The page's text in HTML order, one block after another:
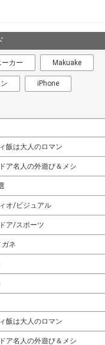
ーカー Makuake
iPhone
飯は大人のロマン
ア名人の外遊び＆メシ
オ/ビジュアル
ア/スポーツ
ネ
飯は大人のロマン
ア名人の外遊び＆メシ